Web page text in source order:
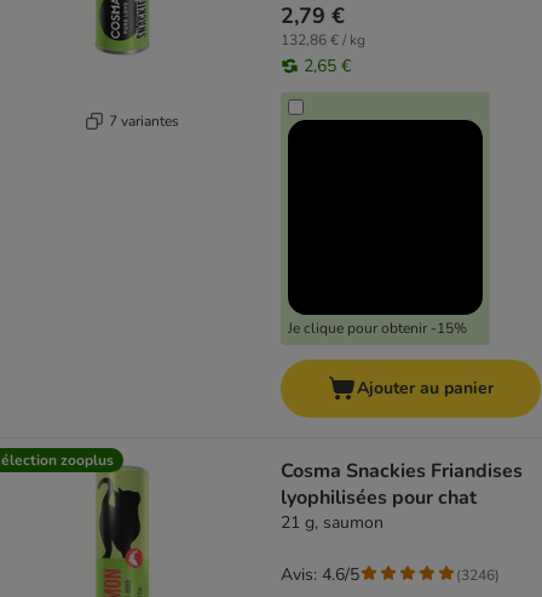
7 variantes
2,79 €
132,86 € / kg
2,65 €
Je clique pour obtenir -15%
Ajouter au panier
zooplus
Cosma Snackies Friandises
lyophilisées pour chat
21 g, saumon
Avis: 4.6/5 (3246)